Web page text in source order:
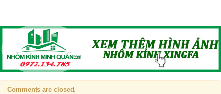
Comments are closed.